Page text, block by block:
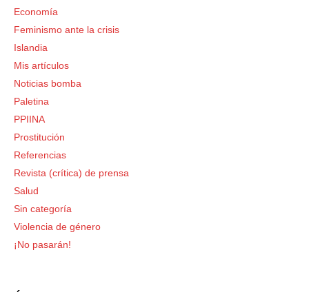
Economía
Feminismo ante la crisis
Islandia
Mis artículos
Noticias bomba
Paletina
PPIINA
Prostitución
Referencias
Revista (crítica) de prensa
Salud
Sin categoría
Violencia de género
¡No pasarán!